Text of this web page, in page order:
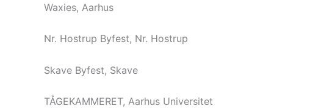
Waxies, Aarhus
Nr. Hostrup Byfest, Nr. Hostrup
Skave Byfest, Skave
TÅGEKAMMERET, Aarhus Universitet